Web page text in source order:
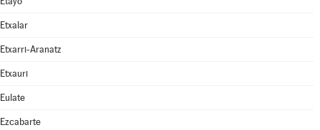
Etxalar
Etxarri-Aranatz
Etxauri
Eulate
Ezcabarte